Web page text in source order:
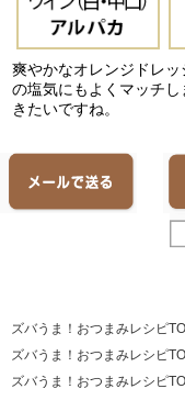
爽やかなオレンジドレ
の塩気にもよくマッチ
きたいですね。
ズバうま！おつまみレシピ
ズバうま！おつまみレシピ
ズバうま！おつまみレシピ